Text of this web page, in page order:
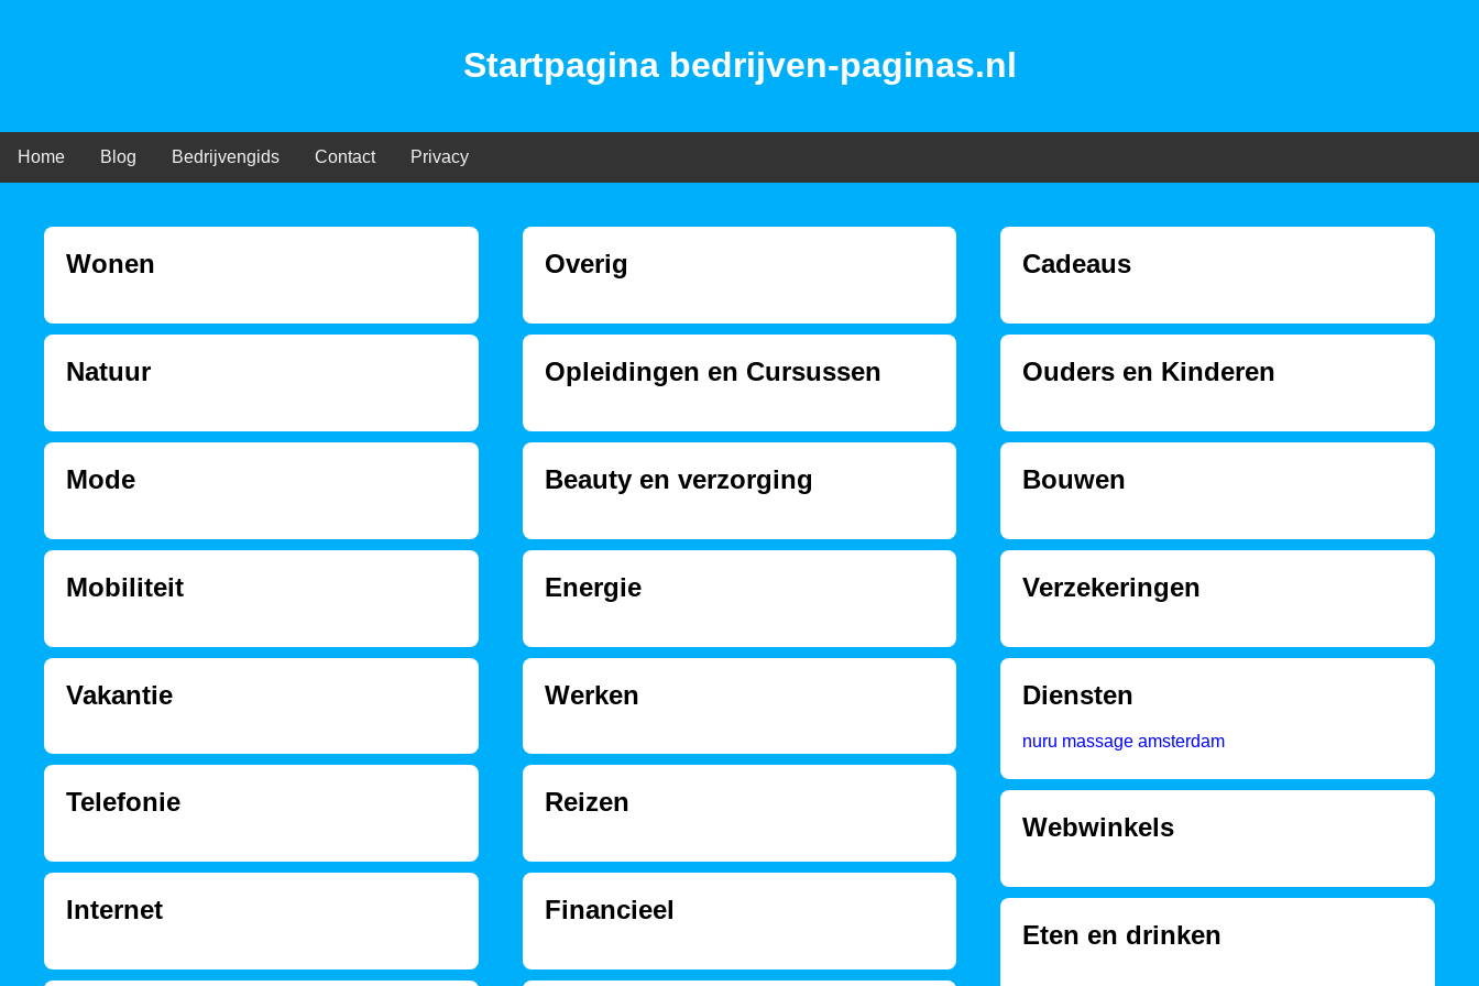
Startpagina bedrijven-paginas.nl
Home Blog Bedrijvengids Contact Privacy
Wonen
Natuur
Mode
Mobiliteit
Vakantie
Telefonie
Internet
Overig
Opleidingen en Cursussen
Beauty en verzorging
Energie
Werken
Reizen
Financieel
Cadeaus
Ouders en Kinderen
Bouwen
Verzekeringen
Diensten
nuru massage amsterdam
Webwinkels
Eten en drinken